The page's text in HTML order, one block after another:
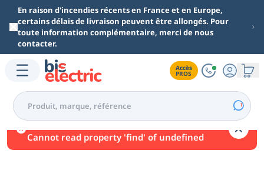
Aller au contenu principal
En raison d'incendies récents en France et en Europe,
certains délais de livraison peuvent être allongés. Pour
toute information complémentaire, merci de nous
contacter.
Accès
PROS
Une erreur est survenue.
Cannot read property 'find' of undefined